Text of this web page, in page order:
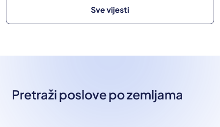
Sve vijesti
Pretraži poslove po zemljama